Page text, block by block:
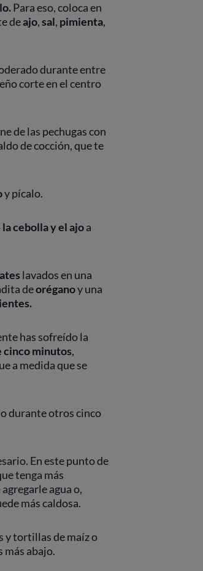
Para eso, coloca en
deajo,sal, pimienta,
durante entre
corte en el centro
de las pechugas con
de cocción, que te
y pícalo.
cebolla y el ajoa
lavados en una
deoréganoy una
has sofreído la
cinco minutos,
a medida que se
durante otros cinco
En este punto de
tenga más
agua o,
más caldosa.
y tortillas de maíz o
más abajo.